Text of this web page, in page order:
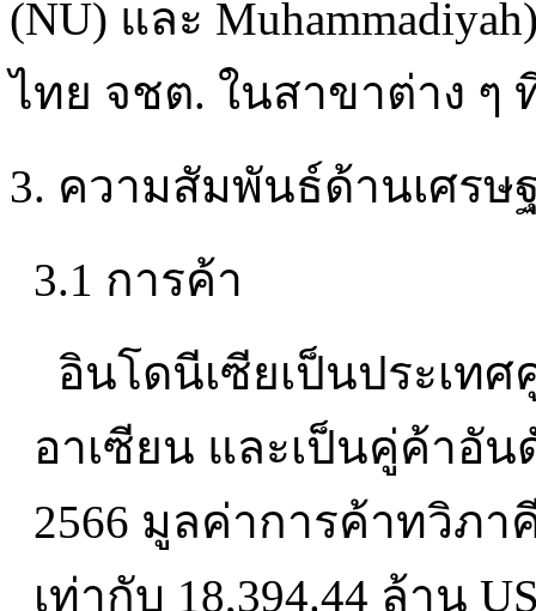
(NU) และ
ไทย จชต. ในสาขาต่าง ๆ
3. ความสัมพันธ์ด้านเศรษ
3.1 การค้า
อินโดนีเซียเป็นประเท
อาเซียน และเป็นคู่ค้าอั
2566 มูลค่าการค้าทวิภา
เท่ากับ 18,394.44 ล้าน